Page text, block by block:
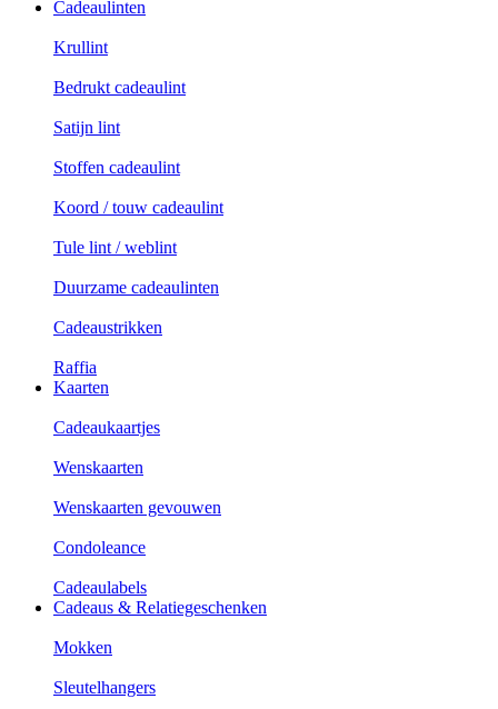
Cadeaulinten
Krullint
Bedrukt cadeaulint
Satijn lint
Stoffen cadeaulint
Koord / touw cadeaulint
Tule lint / weblint
Duurzame cadeaulinten
Cadeaustrikken
Raffia
Kaarten
Cadeaukaartjes
Wenskaarten
Wenskaarten gevouwen
Condoleance
Cadeaulabels
Cadeaus & Relatiegeschenken
Mokken
Sleutelhangers